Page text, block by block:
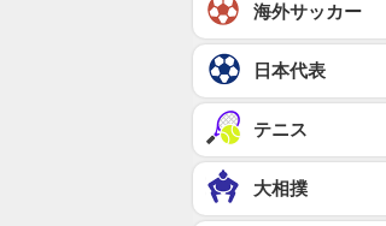
海外サッカー
日本代表
テニス
大相撲